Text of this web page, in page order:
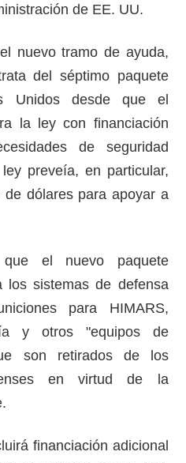
de EE. UU.
nuevo tramo de ayuda,
del séptimo paquete
Unidos desde que el
la ley con financiación
de seguridad
preveía, en particular,
dólares para apoyar a
el nuevo paquete
los sistemas de defensa
para HIMARS,
y otros "equipos de
son retirados de los
en virtud de la
financiación adicional